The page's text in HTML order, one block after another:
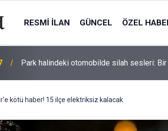
RESMI İLAN GÜNCEL ÖZEL
Park halindeki otomobilde silah sesleri: Bir
kötü haber! 15 ilçe elektriksiz kalacak